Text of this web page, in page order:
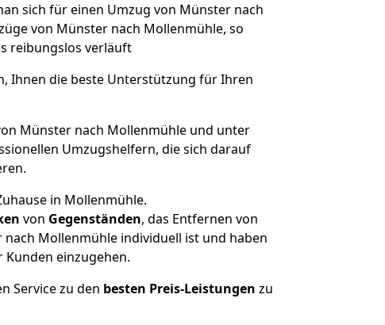
sich für einen Umzug von Münster nach
von Münster nach Mollenmühle, so
reibungslos verläuft
Ihnen die beste Unterstützung für Ihren
Münster nach Mollenmühle und unter
Umzugshelfern, die sich darauf
in Mollenmühle.
von Gegenständen, das Entfernen von
Mollenmühle individuell ist und haben
einzugehen.
Service zu den besten Preis-Leistungen zu